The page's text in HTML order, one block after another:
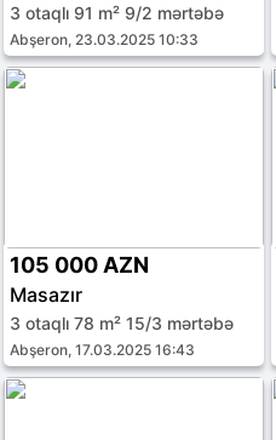
3 otaqlı 91 m² 9/2 mərtəbə
Abşeron, 23.03.2025 10:33
105 000 AZN
Masazır
3 otaqlı 78 m² 15/3 mərtəbə
Abşeron, 17.03.2025 16:43